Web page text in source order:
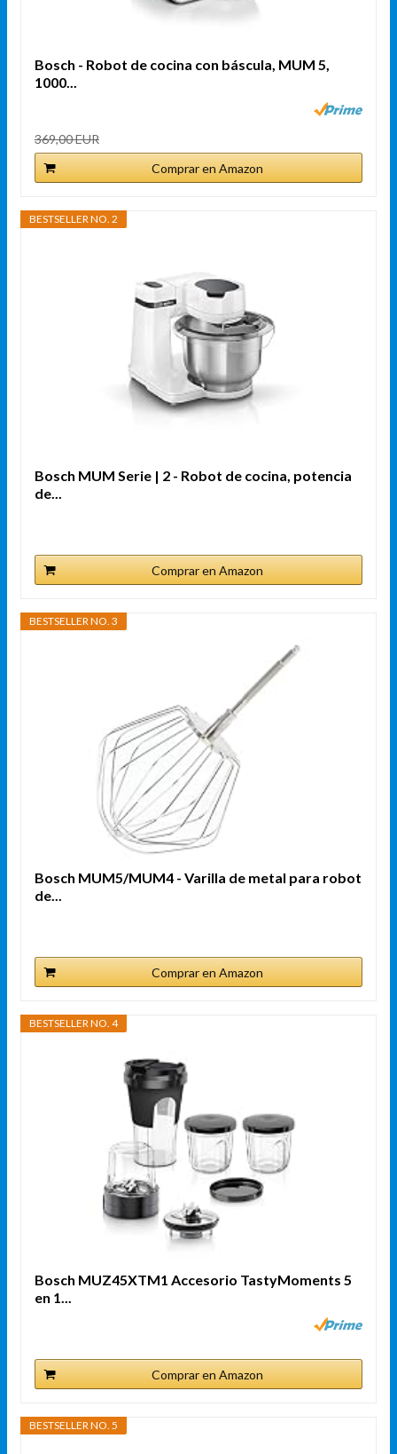
Bosch - Robot de cocina con báscula, MUM 5,
1000...
369,00 EUR
Comprar en Amazon
BESTSELLER NO. 2
Bosch MUM Serie | 2 - Robot de cocina, potencia
de...
Comprar en Amazon
BESTSELLER NO. 3
Bosch MUM5/MUM4 - Varilla de metal para robot
de...
Comprar en Amazon
BESTSELLER NO. 4
Bosch MUZ45XTM1 Accesorio TastyMoments 5
en 1...
Comprar en Amazon
BESTSELLER NO. 5